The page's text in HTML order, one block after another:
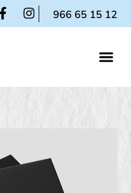
966 65 15 12